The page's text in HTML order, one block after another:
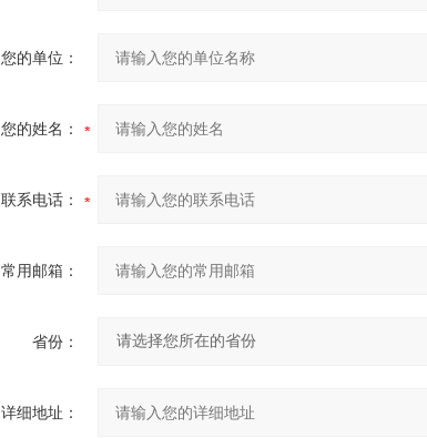
您的单位：
您的姓名：
联系电话：
常用邮箱：
省份：
详细地址：